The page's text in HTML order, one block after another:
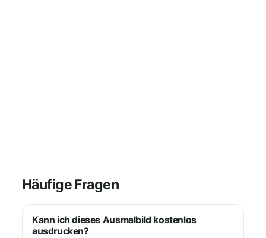
Häufige Fragen
Kann ich dieses Ausmalbild kostenlos
ausdrucken?